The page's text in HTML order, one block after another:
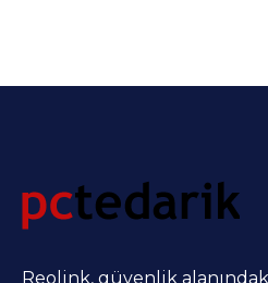
Reolink, güvenlik